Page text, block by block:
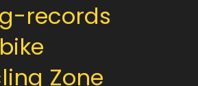
records
Zone